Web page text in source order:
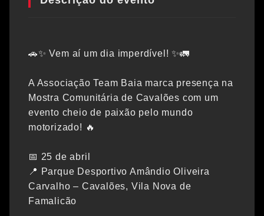
🚗✨ Vem aí um dia imperdível! ✨🚛
A Associação Team Baia marca presença na
Mostra Comunitária de Cavalões com um
evento cheio de paixão pelo mundo
motorizado! 🔥
📅 25 de abril
📍 Parque Desportivo Amândio Oliveira
Carvalho – Cavalões, Vila Nova de
Famalicão